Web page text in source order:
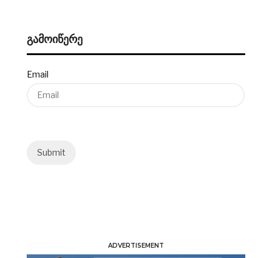
ᲒᲐᲛᲝᲘᲬᲔᲠᲔ
Email
ADVERTISEMENT